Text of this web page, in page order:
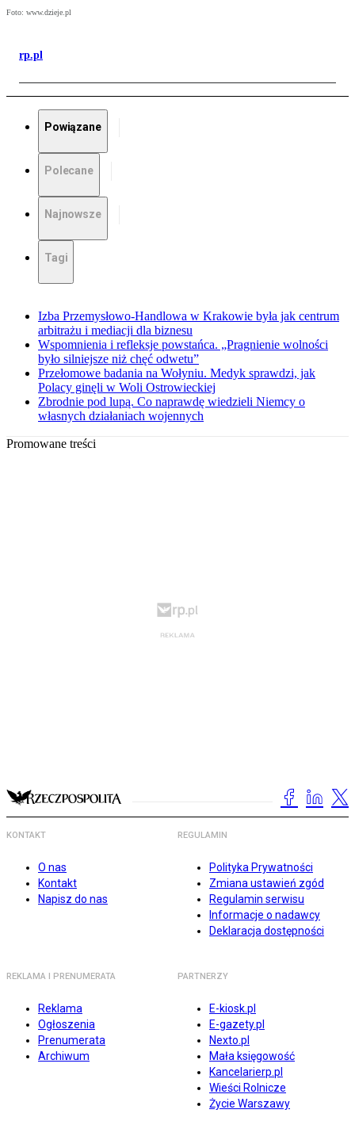
Foto: www.dzieje.pl
rp.pl
Powiązane
Polecane
Najnowsze
Tagi
Izba Przemysłowo-Handlowa w Krakowie była jak centrum
arbitrażu i mediacji dla biznesu
Wspomnienia i refleksje powstańca. „Pragnienie wolności
było silniejsze niż chęć odwetu”
Przełomowe badania na Wołyniu. Medyk sprawdzi, jak
Polacy ginęli w Woli Ostrowieckiej
Zbrodnie pod lupą. Co naprawdę wiedzieli Niemcy o
własnych działaniach wojennych
Promowane treści
KONTAKT
O nas
Kontakt
Napisz do nas
REGULAMIN
Polityka Prywatności
Zmiana ustawień zgód
Regulamin serwisu
Informacje o nadawcy
Deklaracja dostępności
REKLAMA I PRENUMERATA
Reklama
Ogłoszenia
Prenumerata
Archiwum
PARTNERZY
E-kiosk.pl
E-gazety.pl
Nexto.pl
Mała księgowość
Kancelarierp.pl
Wieści Rolnicze
Życie Warszawy